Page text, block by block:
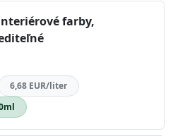
farby,
6,68 EUR/liter